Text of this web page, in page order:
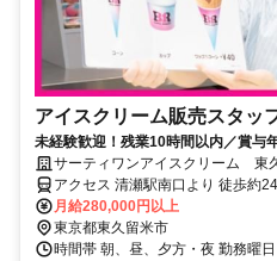
アイスクリーム販売スタッ
未経験歓迎！残業10時間以内／賞与
お休み調整可／社員割引あり
サーティワンアイスクリーム 東
アクセス 清瀬駅南口より 徒歩約
月給280,000円以上
東京都東久留米市
時間帯 朝、昼、夕方・夜 勤務曜